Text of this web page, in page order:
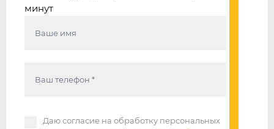
минут
Даю согласие на обработку персональных